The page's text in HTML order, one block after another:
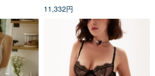
11,332円